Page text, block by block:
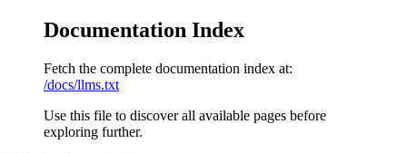
Documentation Index
Fetch the complete documentation index at:
/docs/llms.txt
Use this file to discover all available pages before
exploring further.